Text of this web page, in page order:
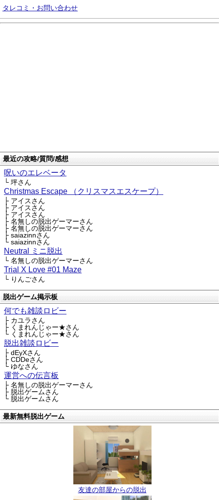
タレコミ・お問い合わせ
最近の攻略/質問/感想
呪いのエレベータ
└ 坪さん
Christmas Escape （クリスマスエスケープ）
├ アイスさん
├ アイスさん
├ アイスさん
├ 名無しの脱出ゲーマーさん
├ 名無しの脱出ゲーマーさん
├ saiazinnさん
└ saiazinnさん
Neutral ミニ脱出
└ 名無しの脱出ゲーマーさん
Trial X Love #01 Maze
└ りんごさん
脱出ゲーム掲示板
何でも雑談ロビー
├ カユラさん
├ くまれんじゃー★さん
└ くまれんじゃー★さん
脱出雑談ロビー
├ dEyXさん
├ CDDeさん
└ ゆなさん
運営への伝言板
├ 名無しの脱出ゲーマーさん
├ 脱出ゲームさん
└ 脱出ゲームさん
最新無料脱出ゲーム
友達の部屋からの脱出